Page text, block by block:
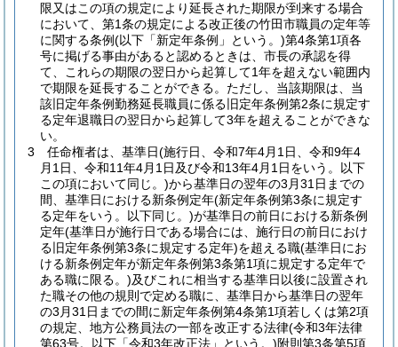
限又はこの項の規定により延長された期限が到来する場合
において、第1条の規定による改正後の竹田市職員の定年等
に関する条例(以下「新定年条例」という。)第4条第1項各
号に掲げる事由があると認めるときは、市長の承認を得
て、これらの期限の翌日から起算して1年を超えない範囲内
で期限を延長することができる。 ただし、当該期限は、当
該旧定年条例勤務延長職員に係る旧定年条例第2条に規定す
る定年退職日の翌日から起算して3年を超えることができな
い。
3
任命権者は、基準日(施行日、令和7年4月1日、令和9年4
月1日、令和11年4月1日及び令和13年4月1日をいう。以下
この項において同じ。)から基準日の翌年の3月31日までの
間、基準日における新条例定年(新定年条例第3条に規定す
る定年をいう。以下同じ。)が基準日の前日における新条例
定年(基準日が施行日である場合には、施行日の前日におけ
る旧定年条例第3条に規定する定年)を超える職(基準日にお
ける新条例定年が新定年条例第3条第1項に規定する定年で
ある職に限る。)及びこれに相当する基準日以後に設置され
た職その他の規則で定める職に、基準日から基準日の翌年
の3月31日までの間に新定年条例第4条第1項若しくは第2項
の規定、地方公務員法の一部を改正する法律(令和3年法律
第63号。以下「令和3年改正法」という。)附則第3条第5項